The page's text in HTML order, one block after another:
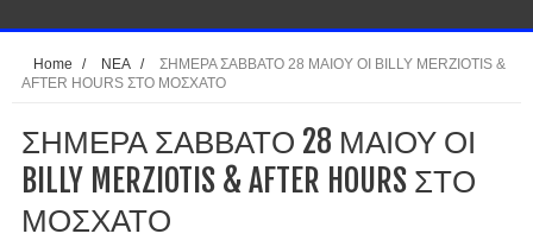
Home / ΝΕΑ /
ΣΗΜΕΡΑ ΣΑΒΒΑΤΟ 28 ΜΑΙΟΥ ΟΙ BILLY MERZIOTIS &
AFTER HOURS ΣΤΟ ΜΟΣΧΑΤΟ
ΣΗΜΕΡΑ ΣΑΒΒΑΤΟ 28 ΜΑΙΟΥ ΟΙ
BILLY MERZIOTIS & AFTER HOURS ΣΤΟ
ΜΟΣΧΑΤΟ